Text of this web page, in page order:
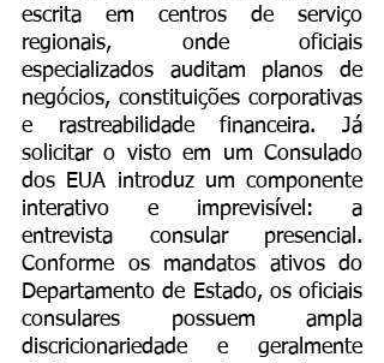
escrita em centros de serviço
regionais, onde oficiais
especializados auditam planos de
negócios, constituições corporativas
e rastreabilidade financeira. Já
solicitar o visto em um Consulado
dos EUA introduz um componente
interativo e imprevisível: a
entrevista consular presencial.
Conforme os mandatos ativos do
Departamento de Estado, os oficiais
consulares possuem ampla
discricionariedade e geralmente